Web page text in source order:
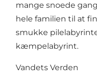
mange snoede
hele familien til at
smukke
kæmpelabyrint.
Vandets Verden